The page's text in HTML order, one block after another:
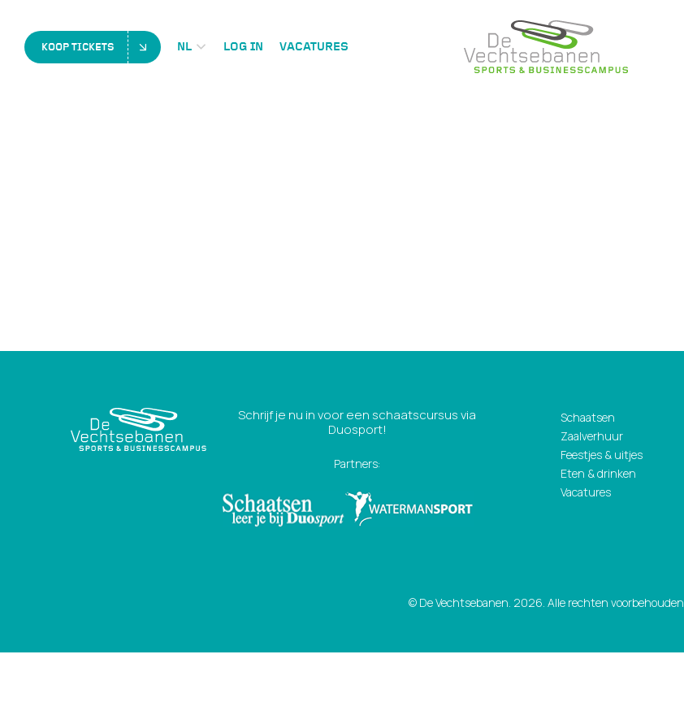
KOOP TICKETS NL LOG IN VACATURES
Schrijf je nu in voor een schaatscursus via
Duosport!
Partners:
Schaatsen
Zaalverhuur
Feestjes & uitjes
Eten & drinken
Vacatures
© De Vechtsebanen. 2026. Alle rechten voorbehouden